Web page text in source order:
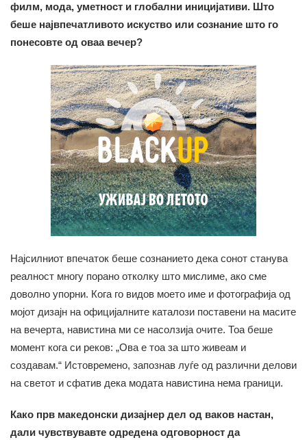
филм, мода, уметност и глобални иницијативи. Што
беше највпечатливото искуство или сознание што го
понесовте од оваа вечер?
Најсилниот впечаток беше сознанието дека сонот станува
реалност многу порано отколку што мислиме, ако сме
доволно упорни. Кога го видов моето име и фотографија од
мојот дизајн на официјалните каталози поставени на масите
на вечерта, навистина ми се насолзија очите. Тоа беше
момент кога си реков: „Ова е тоа за што живеам и
создавам.“ Истовремено, запознав луѓе од различни делови
на светот и сфатив дека модата навистина нема граници.
Како прв македонски дизајнер дел од ваков настан,
дали чувствувавте одредена одговорност да